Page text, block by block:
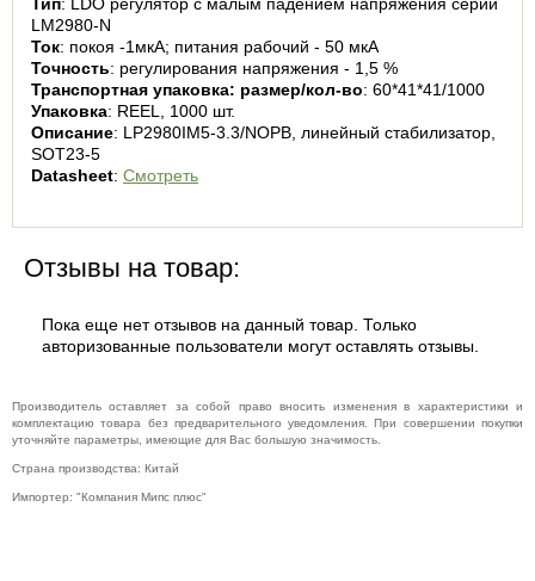
LM2980-N
Ток: покоя -1мкА; питания рабочий - 50 мкА
Точность: регулирования напряжения - 1,5 %
Транспортная упаковка: размер/кол-во: 60*41*41/1000
Упаковка: REEL, 1000 шт.
Описание: LP2980IM5-3.3/NOPB, линейный стабилизатор,
SOT23-5
Datasheet: Смотреть
Отзывы на товар:
Пока еще нет отзывов на данный товар. Только
авторизованные пользователи могут оставлять отзывы.
Производитель оставляет за собой право вносить изменения в характеристики и
комплектацию товара без предварительного уведомления. При совершении покупки
уточняйте параметры, имеющие для Вас большую значимость.
Страна производства: Китай
Импортер: "Компания Мипс плюс"